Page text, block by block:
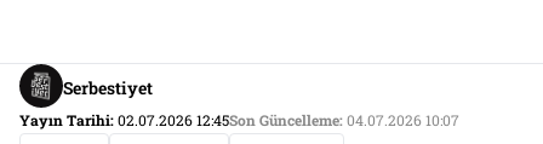
Serbestiyet
Yayın Tarihi:02.07.2026 12:45Son Güncelleme:04.07.2026 10:07